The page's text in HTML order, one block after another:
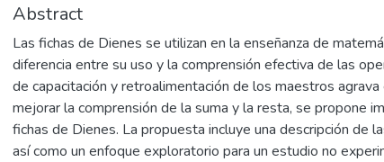
Abstract
Las fichas de Dienes se utilizan en la enseñanza de
diferencia entre su uso y la comprensión efectiva de las
de capacitación y retroalimentación de los maestros
mejorar la comprensión de la suma y la resta, se propone
fichas de Dienes. La propuesta incluye una descripción de
así como un enfoque exploratorio para un estudio no